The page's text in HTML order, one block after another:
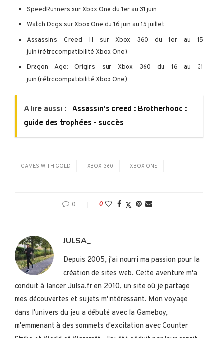
SpeedRunners sur Xbox One du 1er au 31 juin
Watch Dogs sur Xbox One du 16 juin au 15 juillet
Assassin’s Creed III sur Xbox 360 du 1er au 15
juin (rétrocompatibilité Xbox One)
Dragon Age: Origins sur Xbox 360 du 16 au 31
juin (rétrocompatibilité Xbox One)
A lire aussi : Assassin's creed : Brotherhood :
guide des trophées - succès
GAMES WITH GOLD XBOX 360 XBOX ONE
0 0
JULSA_
Depuis 2005, j'ai nourri ma passion pour la
création de sites web. Cette aventure m'a
conduit à lancer Julsa.fr en 2010, un site où je partage
mes découvertes et sujets m'intéressant. Mon voyage
dans l'univers du jeu a débuté avec la Gameboy,
m'emmenant à des sommets d'excitation avec Counter